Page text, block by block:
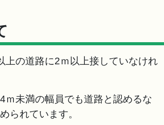
上の道路に2ｍ以上接していなけれ
未満の幅員でも道路と認めるな
られています。